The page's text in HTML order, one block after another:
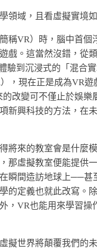
領域，且看虛擬實境
稱VR）時，腦中首個
戲。這當然沒錯，從
驗到沉浸式的「混合
，現在正是成為VR遊
的改變可不僅止於娛樂
新興科技的方法，在
將來的教室會是什麼
那虛擬教室便能提供
瞬間造訪地球上──
的定義也就此改寫。
，VR也能用來學習操
擬世界將顛覆我們的未